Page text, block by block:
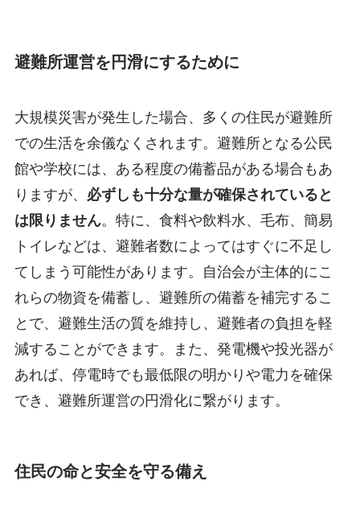
避難所運営を円滑にするために
大規模災害が発生した場合、多くの住民が避難所
での生活を余儀なくされます。避難所となる公民
館や学校には、ある程度の備蓄品がある場合もあ
りますが、 必ずしも十分な量が確保されていると
は限りません。特に、食料や飲料水、毛布、簡易
トイレなどは、避難者数によってはすぐに不足し
てしまう可能性があります。自治会が主体的にこ
れらの物資を備蓄し、避難所の備蓄を補完するこ
とで、避難生活の質を維持し、避難者の負担を軽
減することができます。また、発電機や投光器が
あれば、停電時でも最低限の明かりや電力を確保
でき、避難所運営の円滑化に繋がります。
住民の命と安全を守る備え